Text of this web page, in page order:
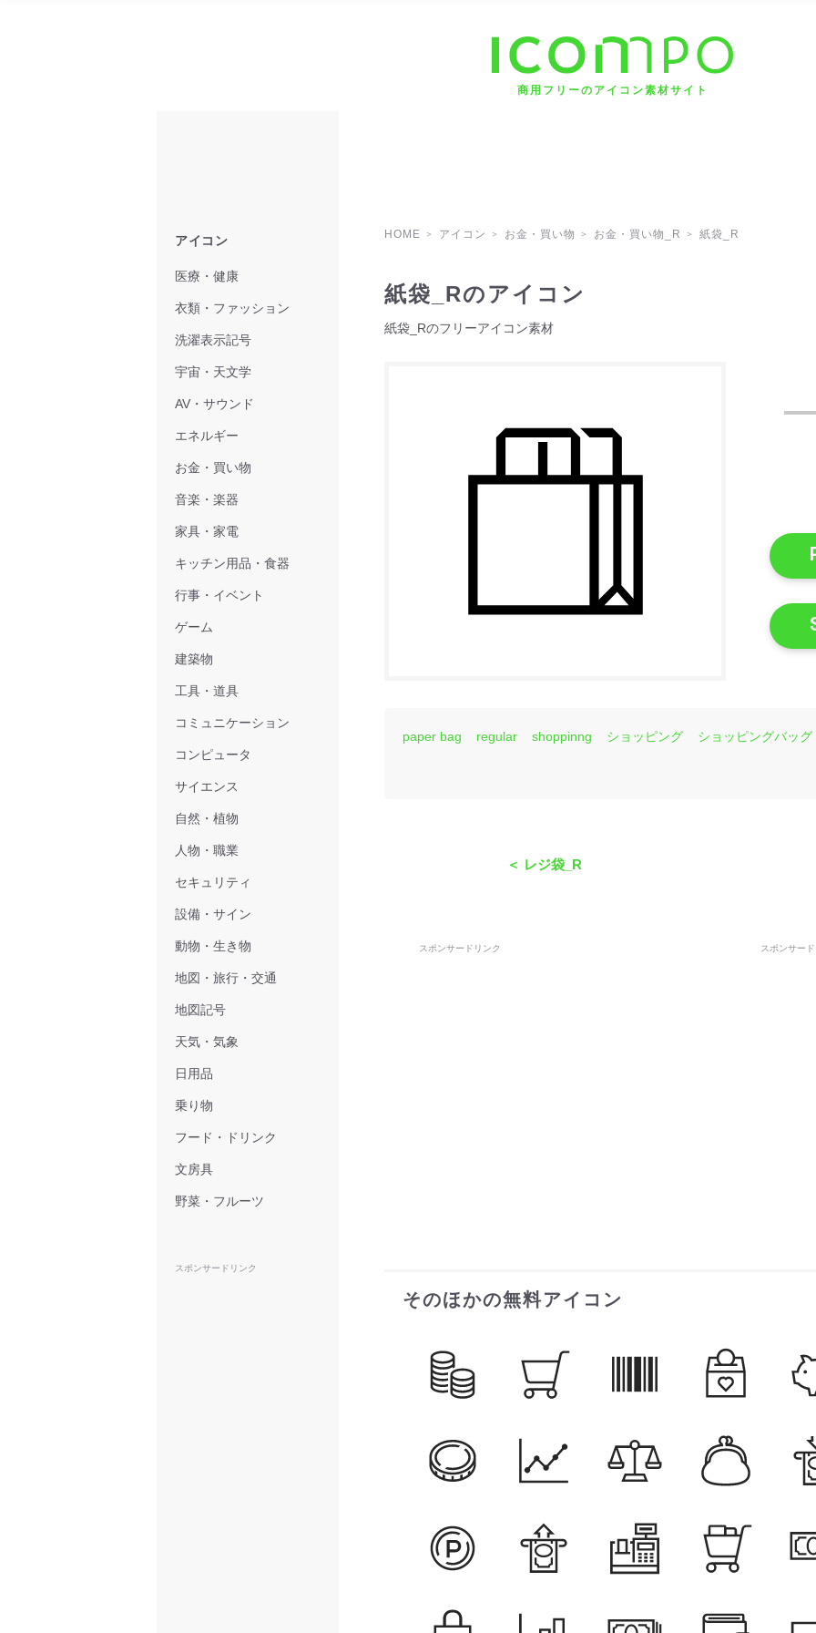
商用フリーのアイコン素材サイト
HOME アイコン お金・買い物 お金・買い物_R 紙袋_R
紙袋_Rのアイコン
紙袋_Rのフリーアイコン素材
paper bag regular shoppinng ショッピング ショッピングバッグ
＜ レジ袋_R
スポンサードリンク スポンサー
そのほかの無料アイコン
アイコン
医療・健康
衣類・ファッション
洗濯表示記号
宇宙・天文学
AV・サウンド
エネルギー
お金・買い物
音楽・楽器
家具・家電
キッチン用品・食器
行事・イベント
ゲーム
建築物
工具・道具
コミュニケーション
コンピュータ
サイエンス
自然・植物
人物・職業
セキュリティ
設備・サイン
動物・生き物
地図・旅行・交通
地図記号
天気・気象
日用品
乗り物
フード・ドリンク
文房具
野菜・フルーツ
スポンサードリンク